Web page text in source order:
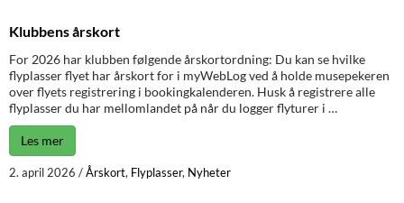
Klubbens årskort
For 2026 har klubben følgende årskortordning: Du kan se hvilke
flyplasser flyet har årskort for i myWebLog ved å holde musepekeren
over flyets registrering i bookingkalenderen. Husk å registrere alle
flyplasser du har mellomlandet på når du logger flyturer i …
Les mer
2. april 2026 /Årskort, Flyplasser, Nyheter